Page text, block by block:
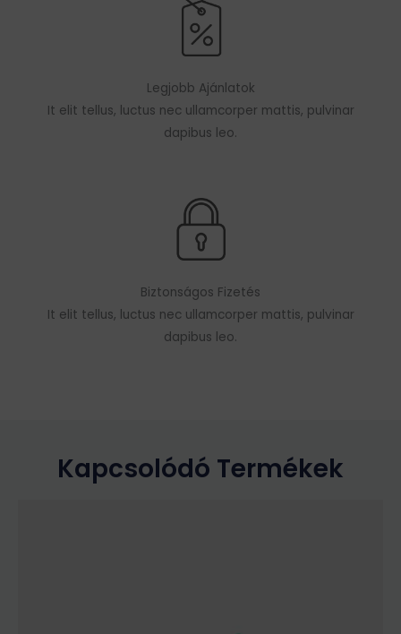
Legjobb Ajánlatok
It elit tellus, luctus nec ullamcorper mattis, pulvinar
dapibus leo.
Biztonságos Fizetés
It elit tellus, luctus nec ullamcorper mattis, pulvinar
dapibus leo.
Kapcsolódó Termékek